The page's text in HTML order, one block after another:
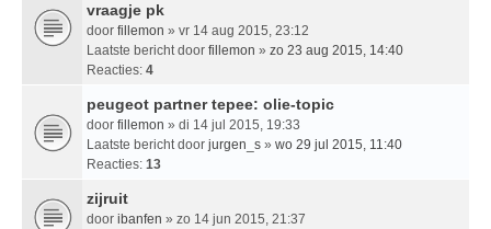
vraagje pk
door fillemon » vr 14 aug 2015, 23:12
Laatste bericht door fillemon » zo 23 aug 2015, 14:40
Reacties: 4
peugeot partner tepee: olie-topic
door fillemon » di 14 jul 2015, 19:33
Laatste bericht door jurgen_s » wo 29 jul 2015, 11:40
Reacties: 13
zijruit
door ibanfen » zo 14 jun 2015, 21:37